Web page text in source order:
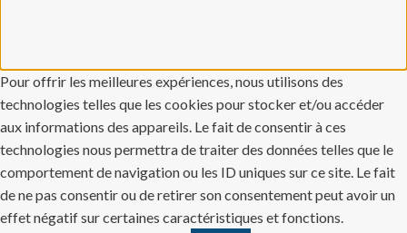
Pour offrir les meilleures expériences, nous utilisons des
technologies telles que les cookies pour stocker et/ou accéder
aux informations des appareils. Le fait de consentir à ces
technologies nous permettra de traiter des données telles que le
comportement de navigation ou les ID uniques sur ce site. Le fait
de ne pas consentir ou de retirer son consentement peut avoir un
effet négatif sur certaines caractéristiques et fonctions.